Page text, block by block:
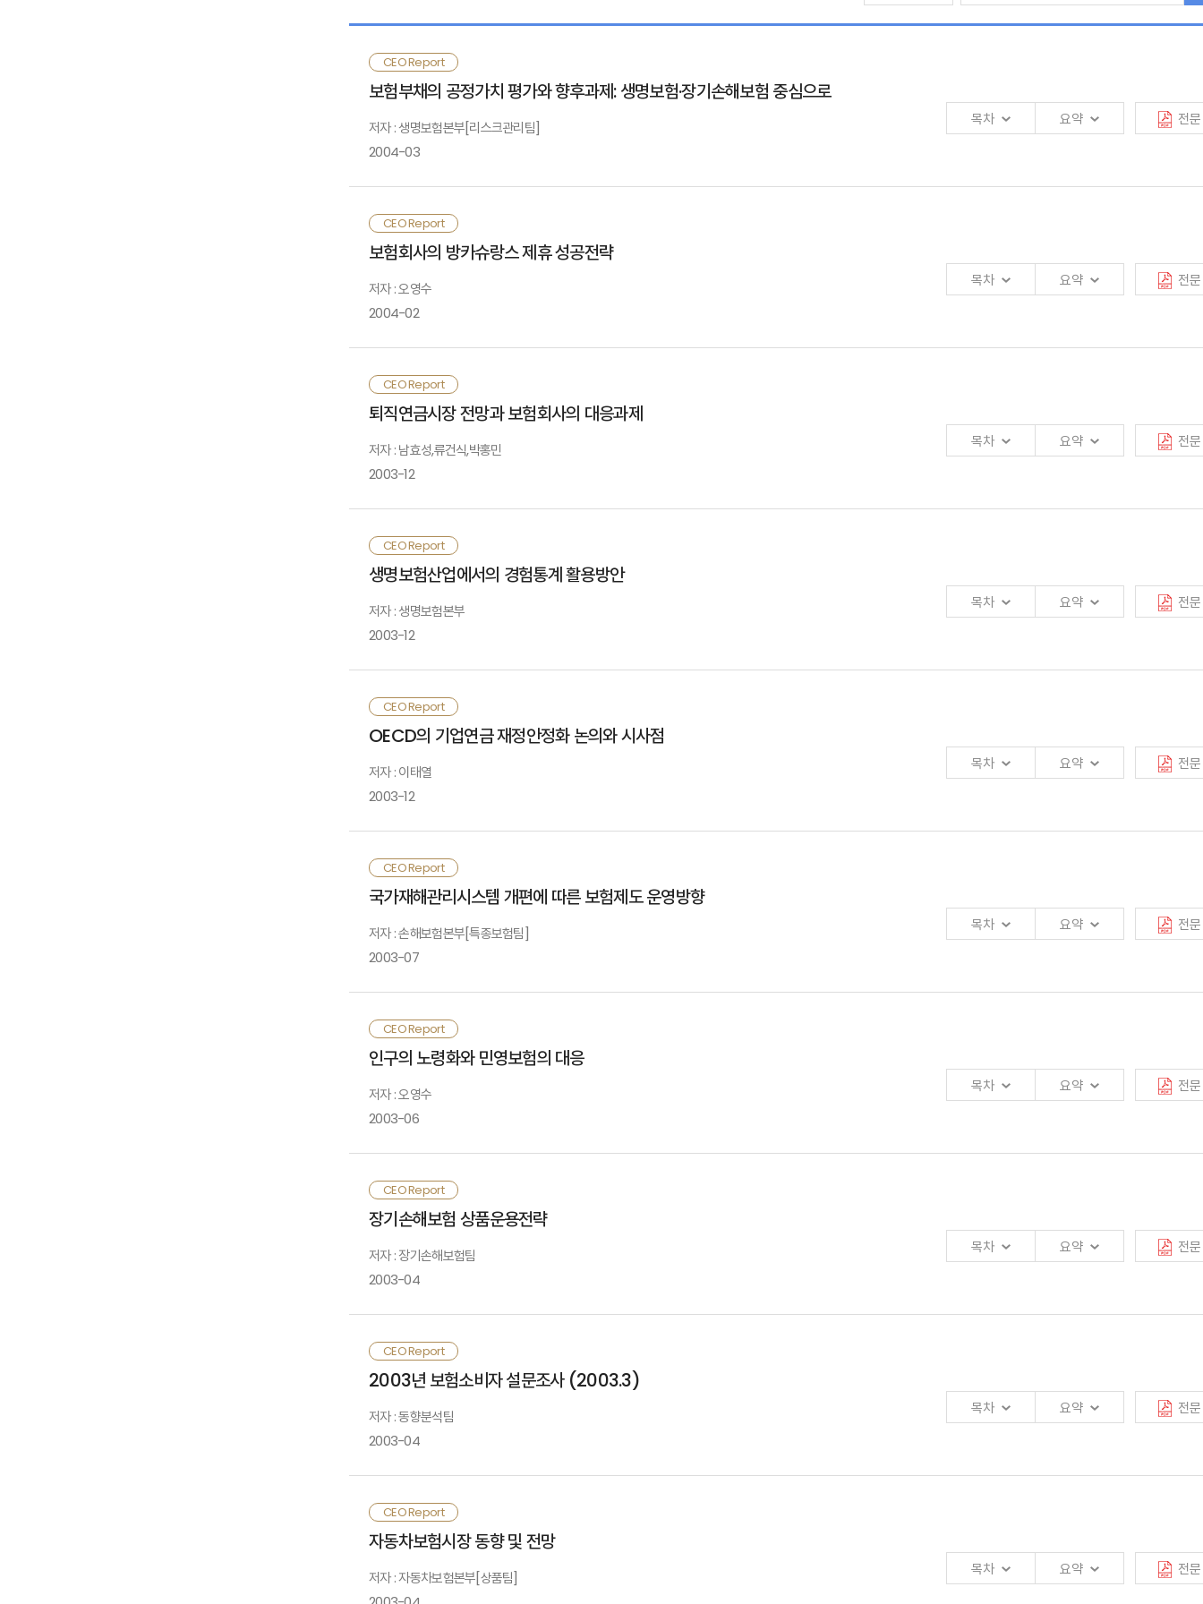
○ 강점은 직판조직존재 및 연금설계의 노하우 확보 등이, 약점은 리스크관리능력 및 기법의 취약성 등이, 기회는 노령화에 의한 연금 상품 선호도증가 등이, 위협은 중소
DC형 선호 등이 지적됨.
□ 보험회사의 대응과제
○ 연금설계 컨설팅능력의 강화, 수익안정형 상품 개발(GIC상품 등), 다양한 연금플랜 설계 등과 더불어 충분한 기업정보하에서 목표 시장이 사전에 선정되어야 할 것임.
○ 특히 수익률 경쟁차원에서 전문자산운용인력의 양성, 자산운용 자회사의 설립 및 제휴검토, 그리고 적정한 가격제시를 위해 철저한 가격설정 리스크관리체제의 구축
요구됨.
Ⅰ.검토배경
Ⅱ.퇴직연금시장의 규모 및 전망
Ⅳ. SWOT 분석 및 보험회사 대응과제
Ⅴ.결론
<참조> 확정급여형/확정기여형
CEO Report
보험부채의 공정가치 평가와 향후과제: 생명보험·장기손해보험 중심으로
저자 : 생명보험본부[리스크관리팀]
2004-03
목차 요약 전문
주요내용
목차
Ⅰ.검토배경
Ⅱ.보험회계 동향
1.책임준비금 평가방법의 변화
2.경영성과의 변동성 증가
3.재무제표 작성 및 공시 (Dis c los ure)의 변화
Ⅳ.향후과제
2.자산과 부채의 종합관리
3.선진 계리시스템의 구축
4.전문인력의 양성
<참고 1>보험회계기준서
<참고 3>국내회계기준서와 국제회계기준서의 비교
CEO Report
보험회사의 방카슈랑스 제휴 성공전략
저자 : 오영수
2004-02
목차 요약 전문
○ 최근 방카슈랑스는 4대 시중은행에 의해 주도되는 양상을 보이고 있는데, 향후 이들의
미칠 것임.
○ 방카슈랑스 제휴전략의 성공요소인 브랜드 가치, 고객기반, 상품 개발, 지점망, 판매기법 등의 분야에서
― 방카슈랑스를 통해 접근이 가능한 고객군을 명확히 하면서 그들의 특성에 맞는 상품과 서비스 전달방법이 강구되어야 함.
― 전략적 제휴방식 하에서는 방카슈랑스 채널을 중심적 채널로 유지하지 않도록 하며, 서비스 수준 및 가격전략 등을 고려한 판매채널 믹스 전략을 추진해야 함.
요약 및 목차
Ⅰ. 검토배경
Ⅱ. 방카슈랑스 규제와 경쟁구도 전망
주요 방카슈랑스 규제
방카슈랑스 경쟁구도 전망
성공요인
제휴파트너 선정
공동의 전략적 목표 설정
방카슈랑스형 상품 전략
Ⅴ. 전략적 시사점
CEO Report
퇴직연금시장 전망과 보험회사의 대응과제
저자 : 남효성,류건식,박홍민
2003-12
목차 요약 전문
□ 퇴직연금시장의 규모 및 전망
○ 퇴직연금시장의 전체규모(5인이상 사업장)는 2005년에는 45조 5,623억원, 2010년에는 67조 2,565억원에 이를 것으로 전망됨.
- 신규창출 시장규모: 2005년 29조 2,372억원, 2010년 50조 9,314억원
○ 강점은 직판조직존재 및 연금설계의 노하우 확보 등이, 약점은 리스크관리능력 및 기법의 취약성 등이, 기회는 노령화에 의한 연금 상품 선호도증가 등이, 위협은
중소형사 DC형 선호 등이 지적됨.
□ 보험회사의 대응과제
것임.
○ 특히 수익률 경쟁차원에서 전문자산운용인력의 양성, 자산운용 자회사의 설립 및 제휴검토, 그리고 적정한 가격제시를 위해 철저한 가격설정 리스크관리체제의
구축 등이 요구됨.
- 특히 수탁자책임위반에 따른 소송을 사전에 대비한다는 차원에서 컴플라이언스체제(법규 및 윤리규범준수)를 구축하는 문제 등이 종합적으로 검토되어야 할 것임.
요약 및 목차
Ⅰ.검토배경
Ⅱ.퇴직연금시장의 규모 및 전망
Ⅲ.보험시장에 미치는 제반 영향
Ⅴ.결론
CEO Report
생명보험산업에서의 경험통계 활용방안
저자 : 생명보험본부
2003-12
목차 요약 전문
목차
Ⅰ.검토배경
Ⅱ.경험통계의 관리 및 운영현황
1.경험통계의 의의 및 산출프로세스
2.경험통계의 관리현황
3.경험통계의 운영현황
Ⅲ.경험통계의 관리 및 활용방안
2.경험통계의 활용방안
Ⅳ.시사점 및 향후 과제
CEO Report
OECD의 기업연금 재정안정화 논의와 시사점
저자 : 이태열
2003-12
목차 요약 전문
목차
Ⅰ.검토 배경
Ⅱ. OECD 주요국의 기업연금 재정 실태
1.미국
2.네덜란드
3.아일랜드 ·호주 ·러시아
Ⅲ.기업연금 재정안정화 방안
2.갹출 측면
3.급부 측면
4.공시 ·회계 ·과대적립
5.우리나라 퇴직금제도와의 비교
Ⅳ.시사점
CEO Report
국가재해관리시스템 개편에 따른 보험제도 운영방향
저자 : 손해보험본부[특종보험팀]
2003-07
목차 요약 전문
목차
Ⅰ. 검토배경
Ⅱ. 국가재해관리시스템의 개편동향
1. 재해관리정책의 변화
2. 보험제도화의 필요성
3. 선진국의 보험제도 운영사례
Ⅲ. 보험제도의 운영모델 주요내용
2. 자연재해보험제도
Ⅳ. 정책지원 필요사항과 보험업계의 과제
1. 정책적 지원 필요사항
(붙임 1) 미국, 일본의 재해관련 보험제도 운영사례
(붙임 2) 각 부처별 재난시설 지정 현황
CEO Report
인구의 노령화와 민영보험의 대응
저자 : 오영수
2003-06
목차 요약 전문
Ⅰ.검토배경
Ⅱ.인구의 노령화가 노후보장제도에 미치는 영향
III.노령사회정책의 방향과 이슈
Ⅳ.노령사회정책변화에 대응한 민영보험의 과제
Ⅴ.전략적 시사점
CEO Report
장기손해보험 상품운용전략
저자 : 장기손해보험팀
2003-04
목차 요약 전문
Ⅰ.검토배경
Ⅱ. 2002 년 장기손해보험 경영성과 분석
2.이원별/상품유형별 손익 구성
3.상품유형별 손익기여도 분석
4.회사별/이원별 손익 분석
III.미래수익 및 민감도 분석 (예시)
CEO Report
2003년 보험소비자 설문조사 (2003.3)
저자 : 동향분석팀
2003-04
목차 요약 전문
1.조사 배경
2.가입실태 및 만족도
3.판매채널
CEO Report
자동차보험시장 동향 및 전망
저자 : 자동차보험본부[상품팀]
목차 요약 전문